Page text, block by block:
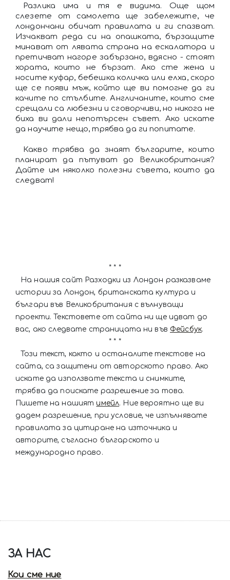
Разлика има и тя е видима. Още щом
слезете от самолета ще забележите, че
лондончани обичат правилата и ги спазват.
Изчакват реда си на опашката, бързащите
минават от лявата страна на ескалатора и
претичват нагоре забързано, вдясно - стоят
хората, които не бързат. Ако сте жена и
носите куфар, бебешка количка или елха, скоро
ще се появи мъж, който ще ви помогне да ги
качите по стълбите. Англичаните, които сме
срещали са любезни и сговорчиви, но никога не
биха ви дали непотърсен съвет. Ако искате
да научите нещо, трябва да ги попитате.
Какво трябва да знаят българите, които
планират да пътуват до Великобритания?
Дайте им няколко полезни съвета, които да
следват!
* * *
На нашия сайт Разходки из Лондон разказваме
истории за Лондон, британската култура и
българи във Великобритания с вълнуващи
проекти. Текстовете от сайта ни ще идват до
вас, ако следвате страницата ни във Фейсбук.
* * *
Този текст, както и останалите текстове на
сайта, са защитени от авторското право. Ако
искате да използвате текста и снимките,
трябва да поискате разрешение за това.
Пишете на нашиятимейл. Ние вероятно ще ви
дадем разрешение, при условие, че изпълнявате
правилата за цитиране на източника и
авторите, съгласно българското и
международно право.
ЗА НАС
Кои сме ние